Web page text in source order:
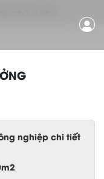
nhà xưởng
nghiệp chi tiết